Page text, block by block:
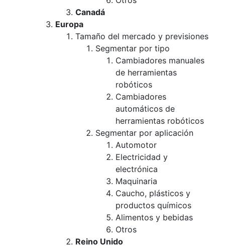
Canadá
Europa
Tamaño del mercado y previsiones
Segmentar por tipo
Cambiadores manuales
de herramientas
robóticos
Cambiadores
automáticos de
herramientas robóticos
Segmentar por aplicación
Automotor
Electricidad y
electrónica
Maquinaria
Caucho, plásticos y
productos químicos
Alimentos y bebidas
Otros
Reino Unido